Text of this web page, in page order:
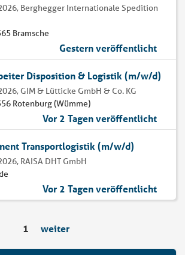
Berghegger Internationale Spedition
Bramsche
Gestern veröffentlicht
Disposition & Logistik (m/w/d)
GIM & Lütticke GmbH & Co. KG
Rotenburg (Wümme)
Vor 2 Tagen veröffentlicht
Transportlogistik (m/w/d)
RAISA DHT GmbH
Vor 2 Tagen veröffentlicht
1 weiter